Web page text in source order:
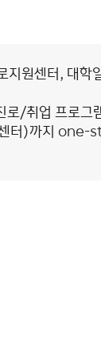
지원센터, 대학
로/취업 프로그
센터)까지